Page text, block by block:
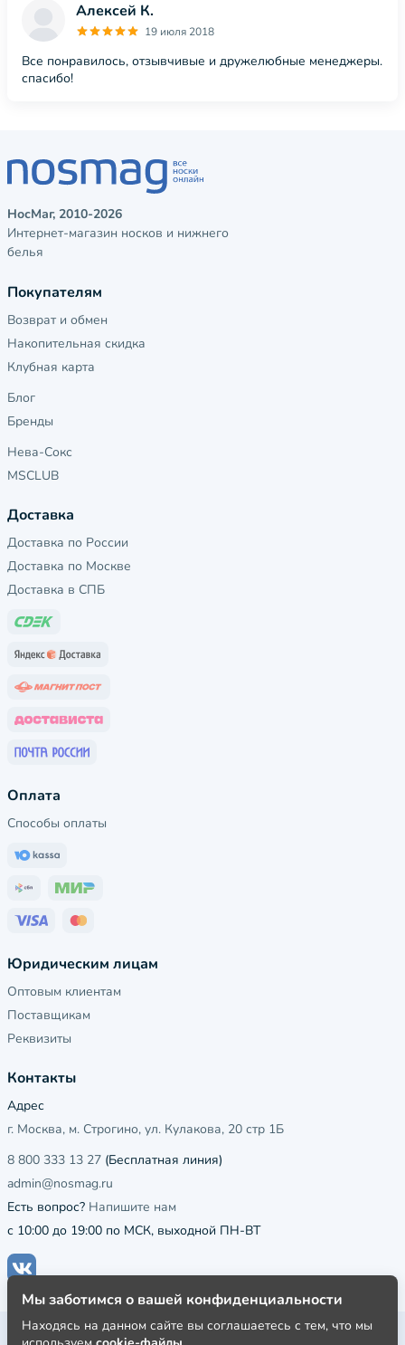
Алексей К.
19 июля 2018
Все понравилось, отзывчивые и дружелюбные менеджеры.
спасибо!
НосМаг, 2010-2026
Интернет-магазин носков и нижнего
белья
Покупателям
Возврат и обмен
Накопительная скидка
Клубная карта
Блог
Бренды
Нева-Сокс
MSCLUB
Доставка
Доставка по России
Доставка по Москве
Доставка в СПБ
Оплата
Способы оплаты
Юридическим лицам
Оптовым клиентам
Поставщикам
Реквизиты
Контакты
Адрес
г. Москва, м. Строгино, ул. Кулакова, 20 стр 1Б
8 800 333 13 27 (Бесплатная линия)
admin@nosmag.ru
Есть вопрос? Напишите нам
с 10:00 до 19:00 по МСК, выходной ПН-ВТ
Публичная оферта
Мы заботимся о вашей конфиденциальности
Находясь на данном сайте вы соглашаетесь с тем, что мы